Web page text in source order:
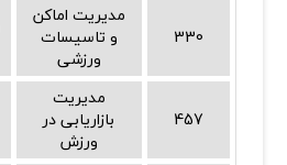
330
مدیریت اماکن
و تاسیسات
ورزشی
457
مدیریت
بازاریابی در
ورزش